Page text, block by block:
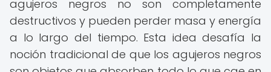
agujeros negros no son completamente
destructivos y pueden perder masa y energía
a lo largo del tiempo. Esta idea desafía la
noción tradicional de que los agujeros negros